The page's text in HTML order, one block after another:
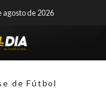
agosto de 2026
de Fútbol